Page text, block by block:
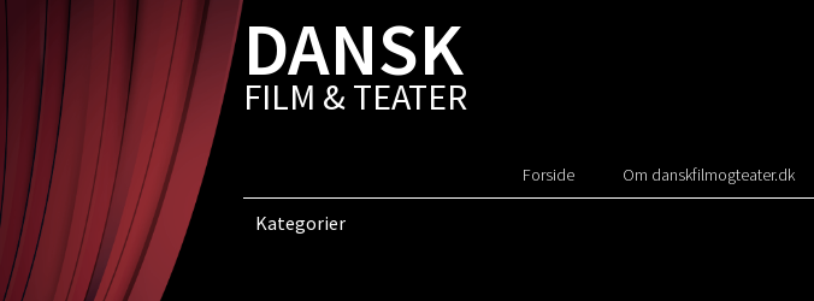
DANSK
FILM & TEATER
Forside Om danskfilmogteater.dk
Kategorier